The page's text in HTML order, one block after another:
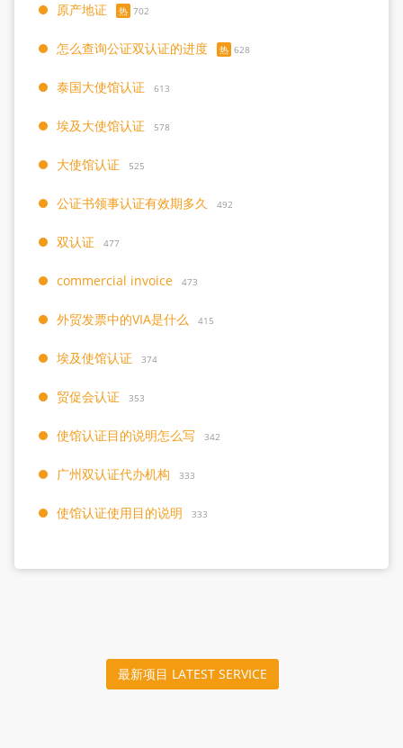
原产地证 热 702
怎么查询公证双认证的进度 热 628
泰国大使馆认证 613
埃及大使馆认证 578
大使馆认证 525
公证书领事认证有效期多久 492
双认证 477
commercial invoice 473
外贸发票中的VIA是什么 415
埃及使馆认证 374
贸促会认证 353
使馆认证目的说明怎么写 342
广州双认证代办机构 333
使馆认证使用目的说明 333
最新项目 LATEST SERVICE